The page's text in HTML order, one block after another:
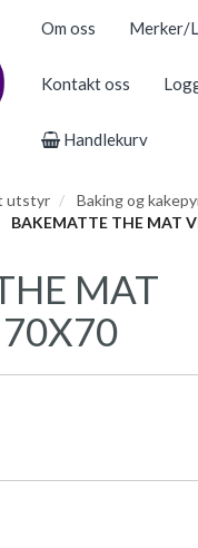
Om oss Merker/
Kontakt oss
Handlekurv
utstyr
Baking og
BAKEMATTE THE MAT
MAT